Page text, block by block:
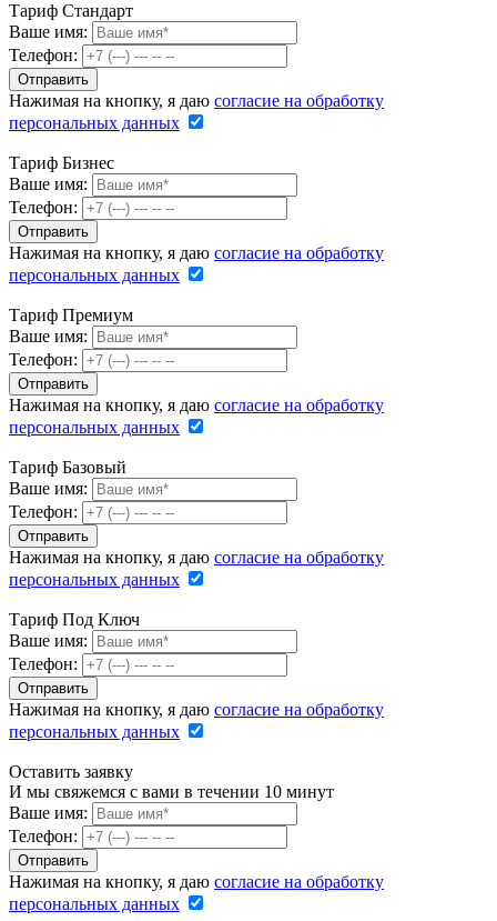
Тариф Стандарт
Ваше имя:
Телефон:
Нажимая на кнопку, я даю согласие на обработку
персональных данных
Тариф Бизнес
Ваше имя:
Телефон:
Нажимая на кнопку, я даю согласие на обработку
персональных данных
Тариф Премиум
Ваше имя:
Телефон:
Нажимая на кнопку, я даю согласие на обработку
персональных данных
Тариф Базовый
Ваше имя:
Телефон:
Нажимая на кнопку, я даю согласие на обработку
персональных данных
Тариф Под Ключ
Ваше имя:
Телефон:
Нажимая на кнопку, я даю согласие на обработку
персональных данных
Оставить заявку
И мы свяжемся с вами в течении 10 минут
Ваше имя:
Телефон:
Нажимая на кнопку, я даю согласие на обработку
персональных данных